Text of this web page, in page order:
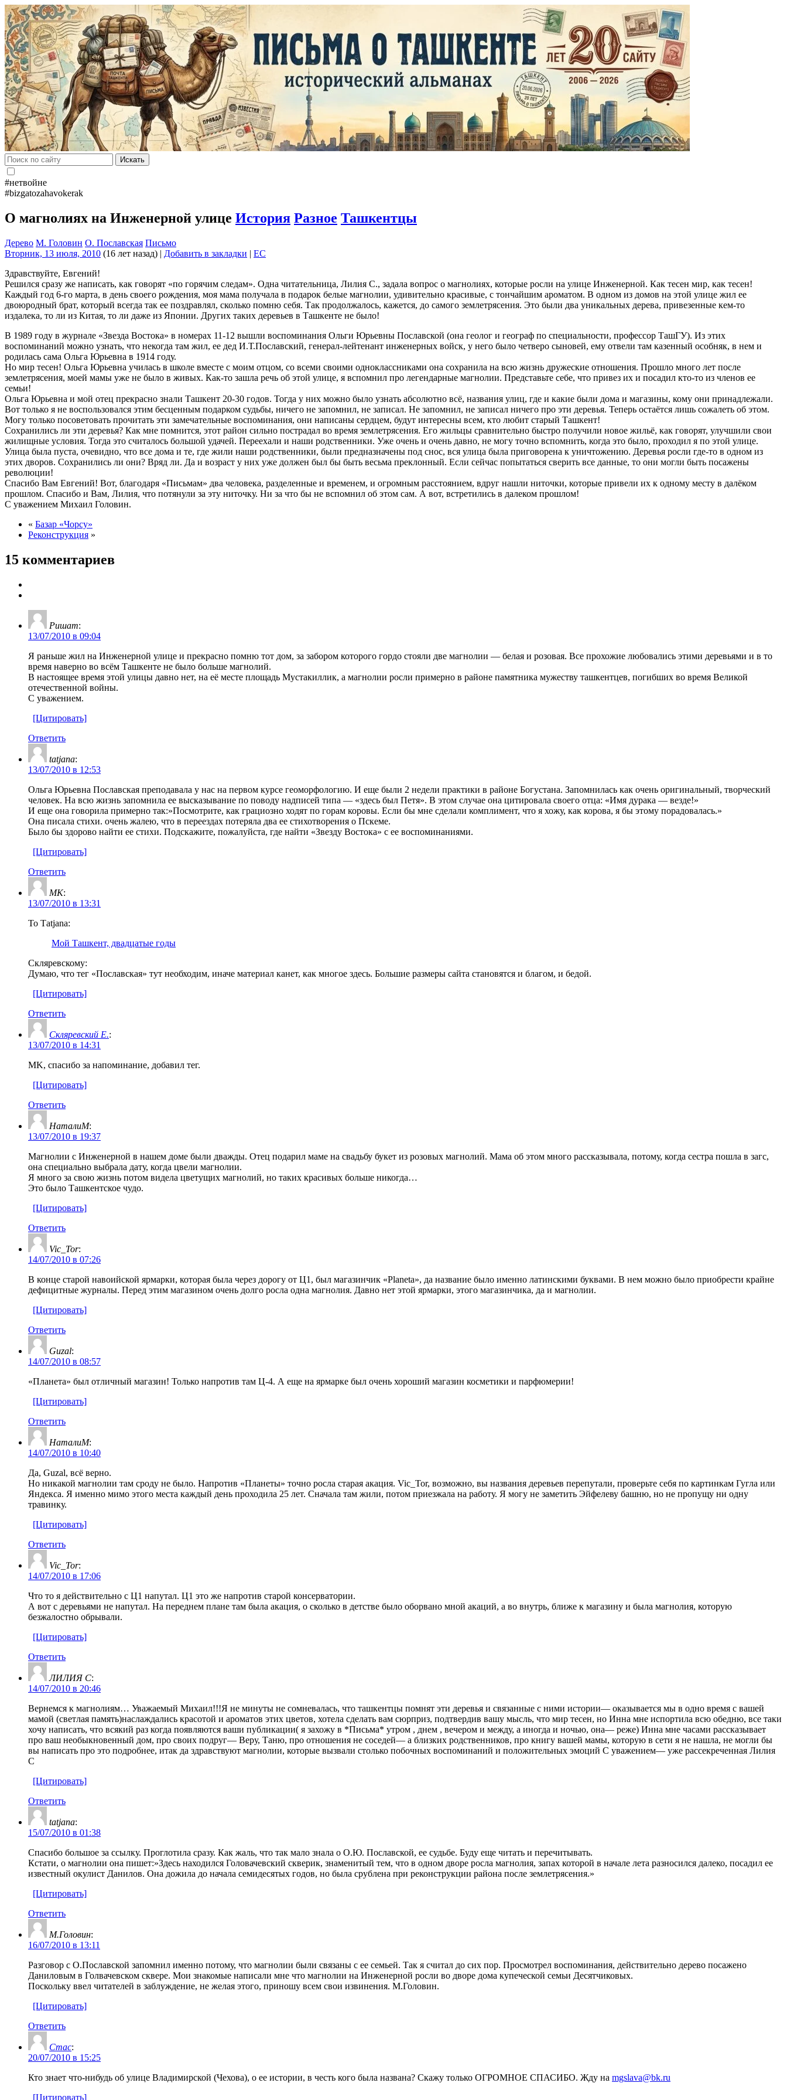
Искать
#нетвойне
#bizgatozahavokerak
О магнолиях на Инженерной улице История Разное Ташкентцы
Дерево М. Головин О. Пославская Письмо
Вторник, 13 июля, 2010 (16 лет назад) | Добавить в закладки | EC
Здравствуйте, Евгений!
Решился сразу же написать, как говорят «по горячим следам». Одна читательница, Лилия С., задала вопрос о магнолиях, которые росли на улице Инженерной. Как тесен мир, как тесен!
Каждый год 6-го марта, в день своего рождения, моя мама получала в подарок белые магнолии, удивительно красивые, с тончайшим ароматом. В одном из домов на этой улице жил ее
двоюродный брат, который всегда так ее поздравлял, сколько помню себя. Так продолжалось, кажется, до самого землетрясения. Это были два уникальных дерева, привезенные кем-то
издалека, то ли из Китая, то ли даже из Японии. Других таких деревьев в Ташкенте не было!
В 1989 году в журнале «Звезда Востока» в номерах 11-12 вышли воспоминания Ольги Юрьевны Пославской (она геолог и географ по специальности, профессор ТашГУ). Из этих
воспоминаний можно узнать, что некогда там жил, ее дед И.Т.Пославский, генерал-лейтенант инженерных войск, у него было четверо сыновей, ему отвели там казенный особняк, в нем и
родилась сама Ольга Юрьевна в 1914 году.
Но мир тесен! Ольга Юрьевна училась в школе вместе с моим отцом, со всеми своими одноклассниками она сохранила на всю жизнь дружеские отношения. Прошло много лет после
землетрясения, моей мамы уже не было в живых. Как-то зашла речь об этой улице, я вспомнил про легендарные магнолии. Представьте себе, что привез их и посадил кто-то из членов ее
семьи!
Ольга Юрьевна и мой отец прекрасно знали Ташкент 20-30 годов. Тогда у них можно было узнать абсолютно всё, названия улиц, где и какие были дома и магазины, кому они принадлежали.
Вот только я не воспользовался этим бесценным подарком судьбы, ничего не запомнил, не записал. Не запомнил, не записал ничего про эти деревья. Теперь остаётся лишь сожалеть об этом.
Могу только посоветовать прочитать эти замечательные воспоминания, они написаны сердцем, будут интересны всем, кто любит старый Ташкент!
Сохранились ли эти деревья? Как мне помнится, этот район сильно пострадал во время землетрясения. Его жильцы сравнительно быстро получили новое жильё, как говорят, улучшили свои
жилищные условия. Тогда это считалось большой удачей. Переехали и наши родственники. Уже очень и очень давно, не могу точно вспомнить, когда это было, проходил я по этой улице.
Улица была пуста, очевидно, что все дома и те, где жили наши родственники, были предназначены под снос, вся улица была приговорена к уничтожению. Деревья росли где-то в одном из
этих дворов. Сохранились ли они? Вряд ли. Да и возраст у них уже должен был бы быть весьма преклонный. Если сейчас попытаться сверить все данные, то они могли быть посажены
революции!
Спасибо Вам Евгений! Вот, благодаря «Письмам» два человека, разделенные и временем, и огромным расстоянием, вдруг нашли ниточки, которые привели их к одному месту в далёком
прошлом. Спасибо и Вам, Лилия, что потянули за эту ниточку. Ни за что бы не вспомнил об этом сам. А вот, встретились в далеком прошлом!
С уважением Михаил Головин.
« Базар «Чорсу»
Реконструкция »
15 комментариев
Ришат:
13/07/2010 в 09:04
Я раньше жил на Инженерной улице и прекрасно помню тот дом, за забором которого гордо стояли две магнолии — белая и розовая. Все прохожие любовались этими деревьями и в то
время наверно во всём Ташкенте не было больше магнолий.
В настоящее время этой улицы давно нет, на её месте площадь Мустакиллик, а магнолии росли примерно в районе памятника мужеству ташкентцев, погибших во время Великой
отечественной войны.
С уважением.
[Цитировать]
Ответить
tatjana:
13/07/2010 в 12:53
Ольга Юрьевна Пославская преподавала у нас на первом курсе геоморфологию. И еще были 2 недели практики в районе Богустана. Запомнилась как очень оригинальный, творческий
человек. На всю жизнь запомнила ее высказывание по поводу надписей типа — «здесь был Петя». В этом случае она цитировала своего отца: «Имя дурака — везде!»
И еще она говорила примерно так:»Посмотрите, как грациозно ходят по горам коровы. Если бы мне сделали комплимент, что я хожу, как корова, я бы этому порадовалась.»
Она писала стихи. очень жалею, что в переездах потеряла два ее стихотворения о Пскеме.
Было бы здорово найти ее стихи. Подскажите, пожалуйста, где найти «Звезду Востока» с ее воспоминаниями.
[Цитировать]
Ответить
MK:
13/07/2010 в 13:31
То Тatjana:
Мой Ташкент, двадцатые годы
Скляревскому:
Думаю, что тег «Пославская» тут необходим, иначе материал канет, как многое здесь. Большие размеры сайта становятся и благом, и бедой.
[Цитировать]
Ответить
Скляревский Е.:
13/07/2010 в 14:31
MK, спасибо за напоминание, добавил тег.
[Цитировать]
Ответить
НаталиМ:
13/07/2010 в 19:37
Магнолии с Инженерной в нашем доме были дважды. Отец подарил маме на свадьбу букет из розовых магнолий. Мама об этом много рассказывала, потому, когда сестра пошла в загс,
она специально выбрала дату, когда цвели магнолии.
Я много за свою жизнь потом видела цветущих магнолий, но таких красивых больше никогда…
Это было Ташкентское чудо.
[Цитировать]
Ответить
Vic_Tor:
14/07/2010 в 07:26
В конце старой навоийской ярмарки, которая была через дорогу от Ц1, был магазинчик «Planeta», да название было именно латинскими буквами. В нем можно было приобрести крайне
дефицитные журналы. Перед этим магазином очень долго росла одна магнолия. Давно нет этой ярмарки, этого магазинчика, да и магнолии.
[Цитировать]
Ответить
Guzal:
14/07/2010 в 08:57
«Планета» был отличный магазин! Только напротив там Ц-4. А еще на ярмарке был очень хороший магазин косметики и парфюмерии!
[Цитировать]
Ответить
НаталиМ:
14/07/2010 в 10:40
Да, Guzal, всё верно.
Но никакой магнолии там сроду не было. Напротив «Планеты» точно росла старая акация. Vic_Tor, возможно, вы названия деревьев перепутали, проверьте себя по картинкам Гугла или
Яндекса. Я именно мимо этого места каждый день проходила 25 лет. Сначала там жили, потом приезжала на работу. Я могу не заметить Эйфелеву башню, но не пропущу ни одну
травинку.
[Цитировать]
Ответить
Vic_Tor:
14/07/2010 в 17:06
Что то я действительно с Ц1 напутал. Ц1 это же напротив старой консерватории.
А вот с деревьями не напутал. На переднем плане там была акация, о сколько в детстве было оборвано мной акаций, а во внутрь, ближе к магазину и была магнолия, которую
безжалостно обрывали.
[Цитировать]
Ответить
ЛИЛИЯ С:
14/07/2010 в 20:46
Вернемся к магнолиям… Уважаемый Михаил!!!Я не минуты не сомневалась, что ташкентцы помнят эти деревья и связанные с ними истории— оказывается мы в одно время с вашей
мамой (светлая память)наслаждались красотой и ароматов этих цветов, хотела сделать вам сюрприз, подтвердив вашу мысль, что мир тесен, но Инна мне испортила всю обедню, все таки
хочу написать, что всякий раз когда появляются ваши публикации( я захожу в *Письма* утром , днем , вечером и между, а иногда и ночью, она— реже) Инна мне часами рассказывает
про ваш необыкновенный дом, про своих подруг— Веру, Таню, про отношения не соседей— а близких родственников, про книгу вашей мамы, которую в сети я не нашла, не могли бы
вы написать про это подробнее, итак да здравствуют магнолии, которые вызвали столько побочных воспоминаний и положительных эмоций С уважением— уже рассекреченная Лилия
С
[Цитировать]
Ответить
tatjana:
15/07/2010 в 01:38
Спасибо большое за ссылку. Проглотила сразу. Как жаль, что так мало знала о О.Ю. Пославской, ее судьбе. Буду еще читать и перечитывать.
Кстати, о магнолии она пишет:»Здесь находился Головачевский скверик, знаменитый тем, что в одном дворе росла магнолия, запах которой в начале лета разносился далеко, посадил ее
известный окулист Данилов. Она дожила до начала семидесятых годов, но была срублена при реконструкции района после землетрясения.»
[Цитировать]
Ответить
М.Головин:
16/07/2010 в 13:11
Разговор с О.Пославской запомнил именно потому, что магнолии были связаны с ее семьей. Так я считал до сих пор. Просмотрел воспоминания, действительно дерево посажено
Даниловым в Голвачевском сквере. Мои знакомые написали мне что магнолии на Инженерной росли во дворе дома купеческой семьи Десятчиковых.
Поскольку ввел читателей в заблуждение, не желая этого, приношу всем свои извинения. М.Головин.
[Цитировать]
Ответить
Стас:
20/07/2010 в 15:25
Кто знает что-нибудь об улице Владимирской (Чехова), о ее истории, в честь кого была названа? Скажу только ОГРОМНОЕ СПАСИБО. Жду на mgslava@bk.ru
[Цитировать]